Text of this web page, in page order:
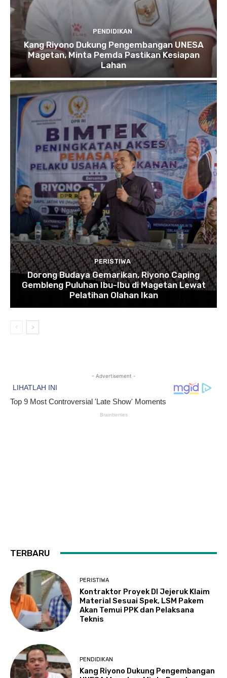
PENDIDIKAN
Kang Riyono Dukung Pengembangan UNESA
Magetan, Minta Pemda Pastikan Kesiapan
Lahan
PERISTIWA
Dorong Budaya Gemarikan, Riyono Caping
Gembleng Puluhan Ibu-Ibu di Magetan Lewat
Pelatihan Olahan Ikan
- Advertisement -
TERBARU
PERISTIWA
Kontraktor Proyek DI Jejeruk Klaim
Material Sesuai Spek, LSM Pakem
Akan Temui PPK dan Pelaksana
Teknis
PENDIDIKAN
Kang Riyono Dukung Pengembangan